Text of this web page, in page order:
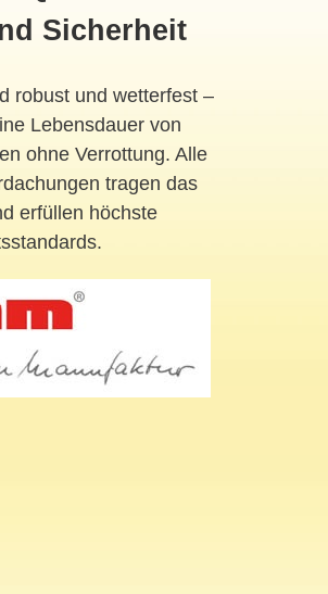
Sicherheit
robust und wetterfest –
Lebensdauer von
ohne Verrottung. Alle
tragen das
erfüllen höchste